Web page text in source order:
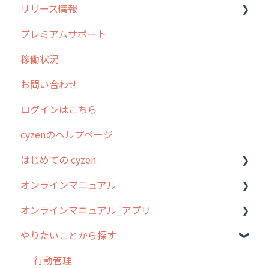
外廻り営業
清掃
不動産
過去の重要なお知らせ
障害情報
リリース情報
リリース
2026年のリリース情報
2025年のリリース情報
2024年のリリース情報
2023年のリリース情報
過去のリリース
2019年までのリリース情報
お客様の声を実現しました
プレミアムサポート
稼働状況
お問い合わせ
ログインはこちら
cyzenのヘルプページ
はじめての cyzen
0. はじめてのcyzenの使い方
1. cyzenについて知ろう
2. 主要機能の概要
3. cyzenの位置情報取得について
オンラインマニュアル
管理サイトの使い始め
ユーザー・グループ管理
行動管理
オンラインマニュアル_アプリ
アプリの使い始め
ホーム画面
やりたいことから探す
行動管理